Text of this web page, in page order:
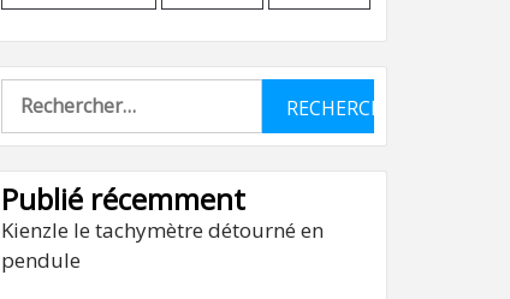
Rechercher :
Publié récemment
Kienzle le tachymètre détourné en
pendule